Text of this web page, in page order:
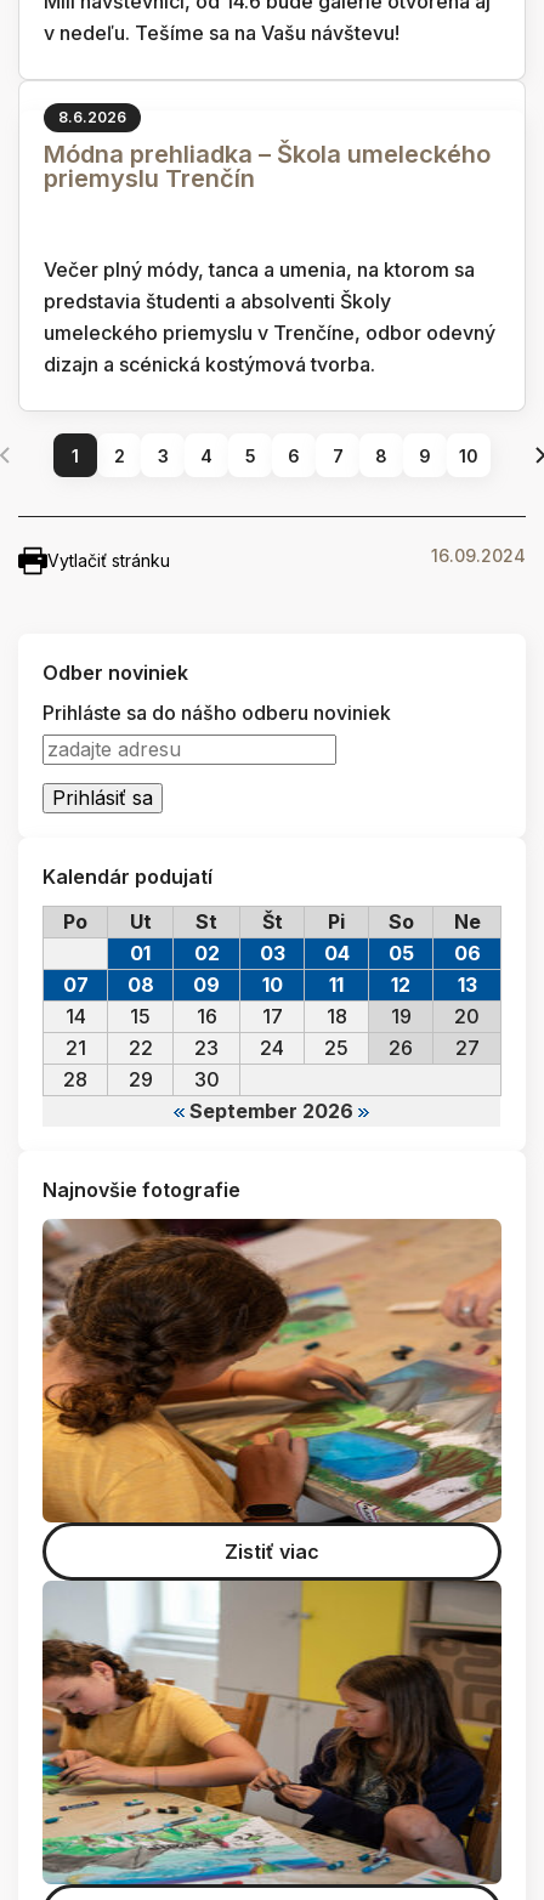
v nedeľu. Tešíme sa na Vašu návštevu!
8.6.2026
Módna prehliadka – Škola umeleckého
priemyslu Trenčín
Večer plný módy, tanca a umenia, na ktorom sa
predstavia študenti a absolventi Školy
umeleckého priemyslu v Trenčíne, odbor odevný
dizajn a scénická kostýmová tvorba.
1 2 3 4 5 6 7 8 9 10
Vytlačiť stránku 16.09.2024
Odber noviniek
Prihláste sa do nášho odberu noviniek
Kalendár podujatí
Po
Ut St Št Pi So Ne
September 2026
01 02 03 04 05
06
07
08 09 10 11 12
13
14
15 16 17 18 19
20
21
22 23 24 25 26
27
28
29 30
Najnovšie fotografie
Zistiť viac